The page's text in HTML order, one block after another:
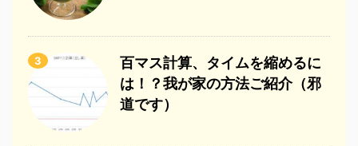
3
百マス計算、タイムを縮めるに
は！？我が家の方法ご紹介（邪
道です）